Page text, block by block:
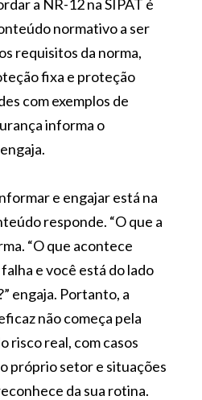
a NR-12 na SIPAT é
normativo a ser
requisitos da norma,
fixa e proteção
com exemplos de
informa o
e engajar está na
responde. “O que a
“O que acontece
e você está do lado
engaja. Portanto, a
não começa pela
risco real, com casos
próprio setor e situações
da sua rotina.